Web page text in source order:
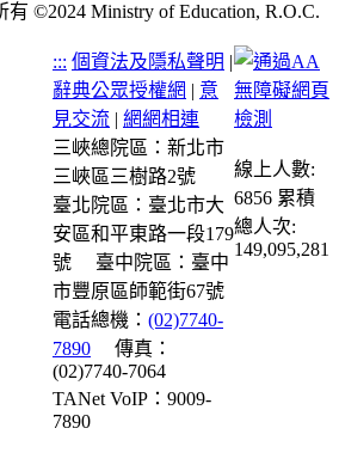
©2024 Ministry of Education, R.O.C.
::: 個資法及隱私聲明 |
辭典公眾授權網 | 意
見交流 | 網網相連
三峽總院區：新北市
三峽區三樹路2號
臺北院區：臺北市大
安區和平東路一段179
號
臺中院區：臺中
市豐原區師範街67號
電話總機： (02)7740-
7890
傳真：
(02)7740-7064
TANet VoIP：9009-
7890
線上人數:
6856 累積
總人次:
149,095,281